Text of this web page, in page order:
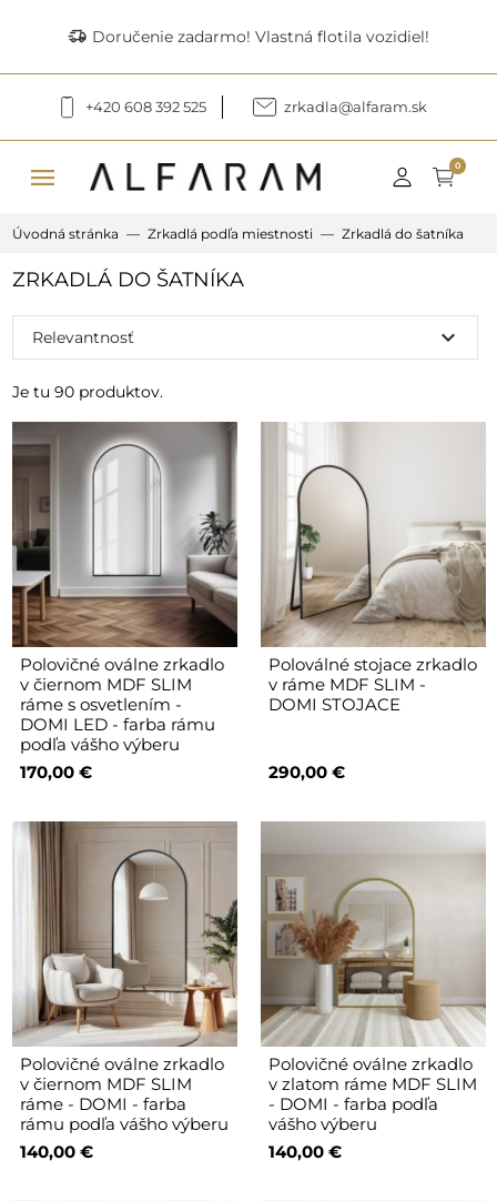
delivery_truck_speed Doručenie zadarmo! Vlastná flotila vozidiel!
+420 608 392 525 zrkadla@alfaram.sk
menu 0
Úvodná stránka Zrkadlá podľa miestnosti Zrkadlá do šatníka
ZRKADLÁ DO ŠATNÍKA
Je tu 90 produktov.
Relevantnosť expand_more
Polovičné oválne zrkadlo
v čiernom MDF SLIM
ráme s osvetlením -
DOMI LED - farba rámu
podľa vášho výberu
170,00 €
Poloválné stojace zrkadlo
v ráme MDF SLIM -
DOMI STOJACE
290,00 €
Polovičné oválne zrkadlo
v čiernom MDF SLIM
ráme - DOMI - farba
rámu podľa vášho výberu
140,00 €
Polovičné oválne zrkadlo
v zlatom ráme MDF SLIM
- DOMI - farba podľa
vášho výberu
140,00 €